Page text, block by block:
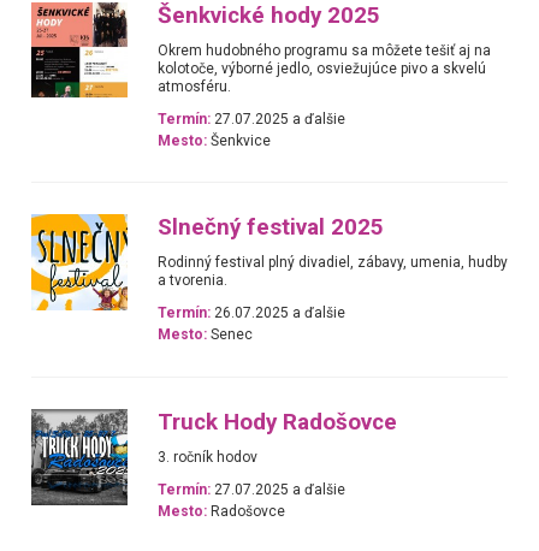
Šenkvické hody 2025
Okrem hudobného programu sa môžete tešiť aj na
kolotoče, výborné jedlo, osviežujúce pivo a skvelú
atmosféru.
Termín: 27.07.2025 a ďalšie
Mesto: Šenkvice
Slnečný festival 2025
Rodinný festival plný divadiel, zábavy, umenia, hudby
a tvorenia.
Termín: 26.07.2025 a ďalšie
Mesto: Senec
Truck Hody Radošovce
3. ročník hodov
Termín: 27.07.2025 a ďalšie
Mesto: Radošovce